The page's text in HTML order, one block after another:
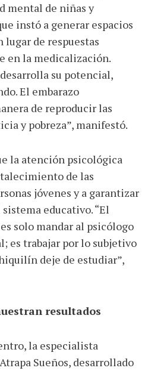
mental de niñas y
instó a generar espacios
lugar de respuestas
en la medicalización.
su potencial,
El embarazo
de reproducir las
y pobreza”, manifestó.
la atención psicológica
de las
jóvenes y a garantizar
educativo. “El
solo mandar al psicólogo
es trabajar por lo subjetivo
deje de estudiar”,
resultados
la especialista
Sueños, desarrollado